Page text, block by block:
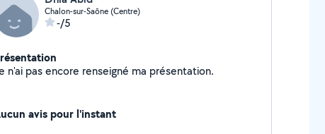
Chalon-sur-Saône (Centre)
-/5
Je n'ai pas encore renseigné ma présentation.
avis pour l'instant